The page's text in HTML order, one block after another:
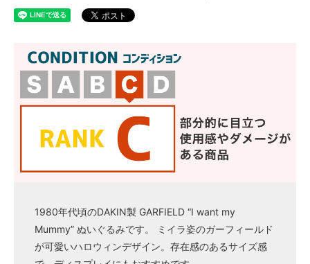
1980年代頃のDAKIN製 GARFIELD “I want my
Mummy” ぬいぐるみです。 ミイラ姿のガーフィールド
が可愛いハロウィンデザイン。存在感のあるサイズ感